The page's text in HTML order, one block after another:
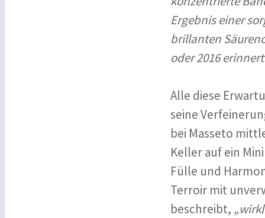
Ergebnis einer
brillanten
oder 2016
Alle diese
seine
bei Masseto
Keller auf ein
Fülle und
Terroir mit
beschreibt,